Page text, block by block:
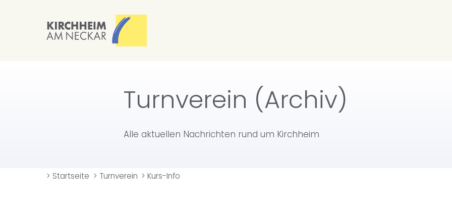
Turnverein (Archiv)
Alle aktuellen Nachrichten rund um Kirchheim
> Startseite > Turnverein >Kurs-Info